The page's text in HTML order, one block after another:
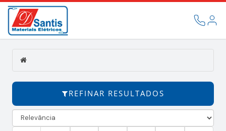
REFINAR RESULTADOS
Filtrar
CATEGORIAS
COR
MARCAS